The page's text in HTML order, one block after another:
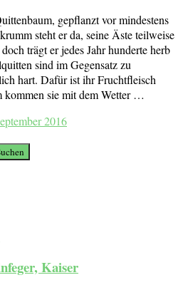
gepflanzt vor mindestens
steht er da, seine Äste teilweise
trägt er jedes Jahr hunderte herb
sind im Gegensatz zu
hart. Dafür ist ihr Fruchtfleisch
kommen sie mit dem Wetter …
2016
Kaiser